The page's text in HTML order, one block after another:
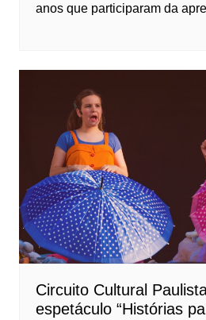
anos que participaram da
Circuito Cultural
espetáculo “Histórias